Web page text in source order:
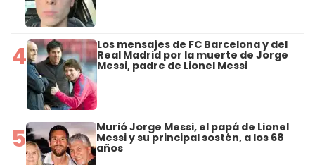
4 Los mensajes de FC Barcelona y del
Real Madrid por la muerte de Jorge
Messi, padre de Lionel Messi
5 Murió Jorge Messi, el papá de Lionel
Messi y su principal sostén, a los 68
años